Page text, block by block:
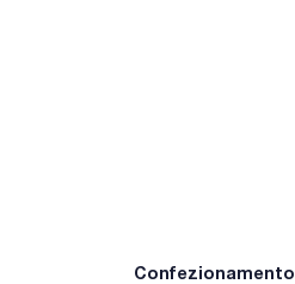
Confezionamento